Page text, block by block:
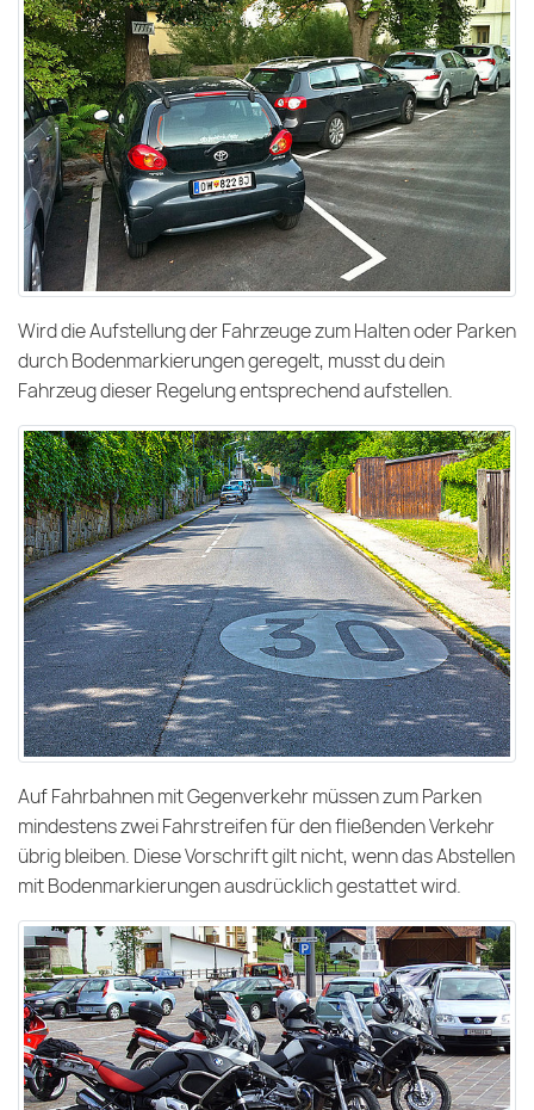
Wird die Aufstellung der Fahrzeuge zum Halten oder Parken
durch Bodenmarkierungen geregelt, musst du dein
Fahrzeug dieser Regelung entsprechend aufstellen.
Auf Fahrbahnen mit Gegenverkehr müssen zum Parken
mindestens zwei Fahrstreifen für den fließenden Verkehr
übrig bleiben. Diese Vorschrift gilt nicht, wenn das Abstellen
mit Bodenmarkierungen ausdrücklich gestattet wird.